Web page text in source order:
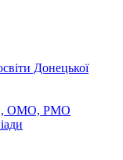
Донецької
ОМО, РМО